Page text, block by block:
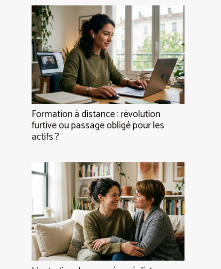
Formation à distance : révolution
furtive ou passage obligé pour les
actifs ?